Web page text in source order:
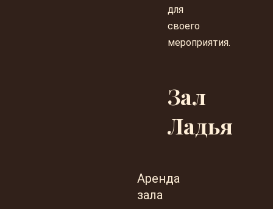
для
своего
мероприятия.
Зал
Ладья
Аренда
зала